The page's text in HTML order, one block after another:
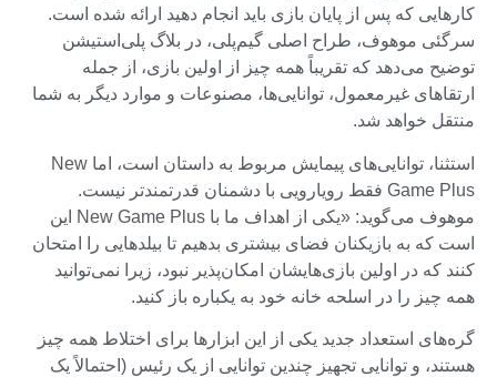
کارهایی که پس از پایان بازی باید انجام دهید ارائه شده است.
سرگئی موهوف، طراح اصلی گیم‌پلی، در بلاگ پلی‌استیشن
توضیح می‌دهد که تقریباً همه چیز از اولین بازی، از جمله
ارتقاهای غیرمعمول، توانایی‌ها، مصنوعات و موارد دیگر به شما
منتقل خواهد شد.
استثنا، توانایی‌های پیمایش مربوط به داستان است، اما New
Game Plus فقط رویارویی با دشمنان قدرتمندتر نیست.
موهوف می‌گوید: «یکی از اهداف ما با New Game Plus این
است که به بازیکنان فضای بیشتری بدهیم تا بیلدهایی را امتحان
کنند که در اولین بازی‌هایشان امکان‌پذیر نبود، زیرا نمی‌توانید
همه چیز را در اسلحه خانه خود به یکباره باز کنید.
گره‌های استعداد جدید یکی از این ابزارها برای اختلاط همه چیز
هستند، و توانایی تجهیز چندین توانایی از یک رئیس (احتمالاً یک